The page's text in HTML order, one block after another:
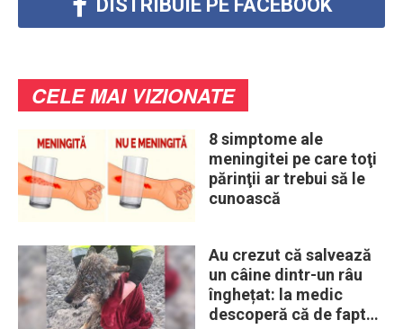
DISTRIBUIE PE FACEBOOK
CELE MAI VIZIONATE
8 simptome ale
meningitei pe care toţi
părinţii ar trebui să le
cunoască
Au crezut că salvează
un câine dintr-un râu
înghețat: la medic
descoperă că de fapt